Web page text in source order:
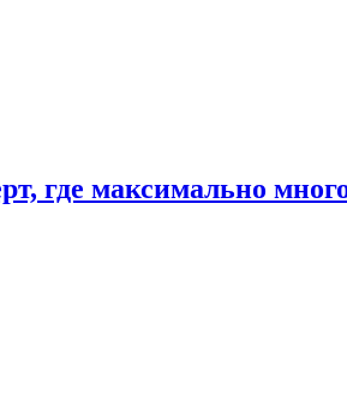
где максимально